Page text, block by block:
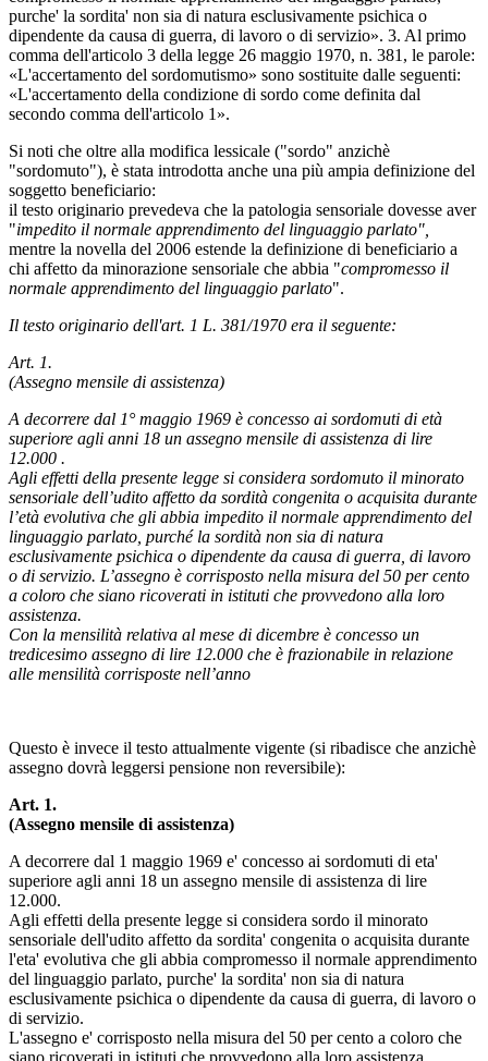
purche' la sordita' non sia di natura esclusivamente psichica o
dipendente da causa di guerra, di lavoro o di servizio». 3. Al primo
comma dell'articolo 3 della legge 26 maggio 1970, n. 381, le parole:
«L'accertamento del sordomutismo» sono sostituite dalle seguenti:
«L'accertamento della condizione di sordo come definita dal
secondo comma dell'articolo 1».
Si noti che oltre alla modifica lessicale ("sordo" anzichè
"sordomuto"), è stata introdotta anche una più ampia definizione del
soggetto beneficiario:
il testo originario prevedeva che la patologia sensoriale dovesse aver
"impedito il normale apprendimento del linguaggio parlato",
mentre la novella del 2006 estende la definizione di beneficiario a
chi affetto da minorazione sensoriale che abbia "compromesso il
normale apprendimento del linguaggio parlato".
Il testo originario dell'art. 1 L. 381/1970 era il seguente:
Art. 1.
(Assegno mensile di assistenza)
A decorrere dal 1° maggio 1969 è concesso ai sordomuti di età
superiore agli anni 18 un assegno mensile di assistenza di lire
12.000 .
Agli effetti della presente legge si considera sordomuto il minorato
sensoriale dell’udito affetto da sordità congenita o acquisita durante
l’età evolutiva che gli abbia impedito il normale apprendimento del
linguaggio parlato, purché la sordità non sia di natura
esclusivamente psichica o dipendente da causa di guerra, di lavoro
o di servizio. L’assegno è corrisposto nella misura del 50 per cento
a coloro che siano ricoverati in istituti che provvedono alla loro
assistenza.
Con la mensilità relativa al mese di dicembre è concesso un
tredicesimo assegno di lire 12.000 che è frazionabile in relazione
alle mensilità corrisposte nell’anno
Questo è invece il testo attualmente vigente (si ribadisce che anzichè
assegno dovrà leggersi pensione non reversibile):
Art. 1.
(Assegno mensile di assistenza)
A decorrere dal 1 maggio 1969 e' concesso ai sordomuti di eta'
superiore agli anni 18 un assegno mensile di assistenza di lire
12.000.
Agli effetti della presente legge si considera sordo il minorato
sensoriale dell'udito affetto da sordita' congenita o acquisita durante
l'eta' evolutiva che gli abbia compromesso il normale apprendimento
del linguaggio parlato, purche' la sordita' non sia di natura
esclusivamente psichica o dipendente da causa di guerra, di lavoro o
di servizio.
L'assegno e' corrisposto nella misura del 50 per cento a coloro che
siano ricoverati in istituti che provvedono alla loro assistenza.